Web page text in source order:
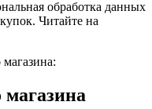
обработка данных
Читайте на